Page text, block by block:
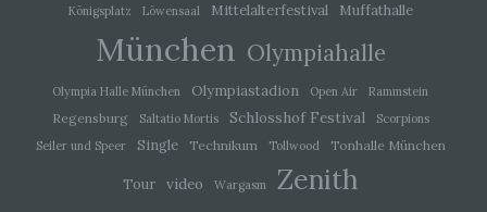
Königsplatz Löwensaal Mittelalterfestival Muffathalle
München Olympiahalle
Olympia Halle München Olympiastadion Open Air Rammstein
Regensburg Saltatio Mortis Schlosshof Festival
Scorpions
Seiler und Speer
Single Technikum Tollwood Tonhalle München
Tour video Wargasm Zenith
Wir verwenden in dieser Datenschutzerklärung
unter anderem die folgenden Begriffe:
a) personenbezogene Daten
Personenbezogene Daten sind alle